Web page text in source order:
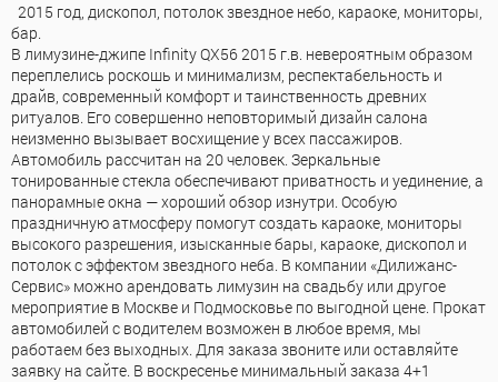
2015 год, дископол, потолок звездное небо, караоке, мониторы,
бар.
В лимузине-джипе Infinity QX56 2015 г.в. невероятным образом
переплелись роскошь и минимализм, респектабельность и
драйв, современный комфорт и таинственность древних
ритуалов. Его совершенно неповторимый дизайн салона
неизменно вызывает восхищение у всех пассажиров.
Автомобиль рассчитан на 20 человек. Зеркальные
тонированные стекла обеспечивают приватность и уединение, а
панорамные окна — хороший обзор изнутри. Особую
праздничную атмосферу помогут создать караоке, мониторы
высокого разрешения, изысканные бары, караоке, дископол и
потолок с эффектом звездного неба. В компании «Дилижанс-
Сервис» можно арендовать лимузин на свадьбу или другое
мероприятие в Москве и Подмосковье по выгодной цене. Прокат
автомобилей с водителем возможен в любое время, мы
работаем без выходных. Для заказа звоните или оставляйте
заявку на сайте. В воскресенье минимальный заказа 4+1